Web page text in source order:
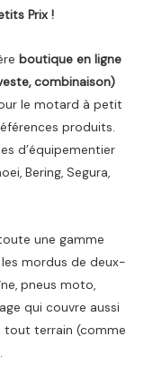
Prix !
boutique en ligne
combinaison)
le motard à petit
produits.
d’équipementier
Bering, Segura,
une gamme
mordus de deux-
pneus moto,
qui couvre aussi
tout terrain (comme